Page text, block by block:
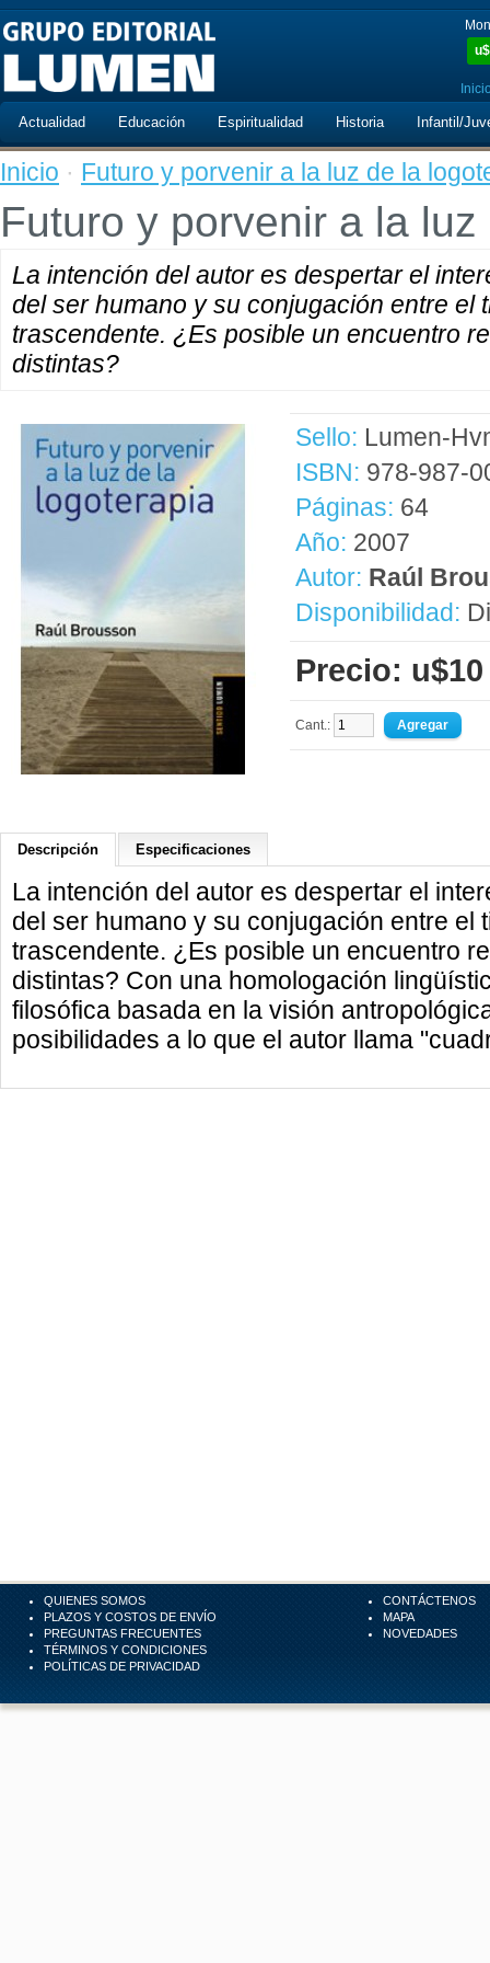
u$
Actualidad Educación Espiritualidad Historia Infantil/
Inicio · Futuro y porvenir a la luz de la
Futuro y porvenir a la
La intención del autor es despertar el
del ser humano y su conjugación entre el
trascendente. ¿Es posible un encuentro
distintas?
Sello: Lumen-
ISBN: 978-987-
Páginas: 64
Año: 2007
Autor: Raúl
Disponibilidad:
Precio: u$10
Cant.:
Descripción Especificaciones
La intención del autor es despertar el
del ser humano y su conjugación entre el
trascendente. ¿Es posible un encuentro
distintas? Con una homologación
filosófica basada en la visión
posibilidades a lo que el autor llama
QUIENES SOMOS
PLAZOS Y COSTOS DE ENVÍO
PREGUNTAS FRECUENTES
TÉRMINOS Y CONDICIONES
POLÍTICAS DE PRIVACIDAD
CONTÁCTENOS
MAPA
NOVEDADES